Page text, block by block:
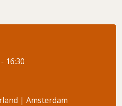
16:30
| Amsterdam